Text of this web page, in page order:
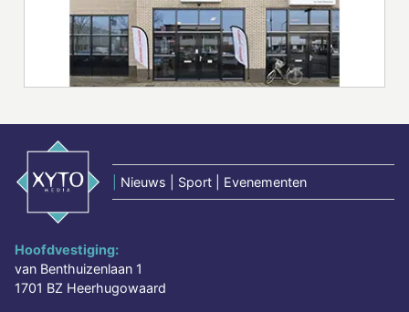
Nieuws | Sport | Evenementen
Hoofdvestiging:
van Benthuizenlaan 1
1701 BZ Heerhugowaard